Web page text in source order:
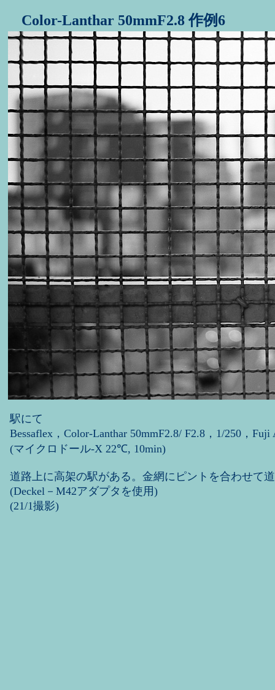
Color-Lanthar 50mmF2.8 作例6
駅にて
Bessaflex，Color-Lanthar 50mmF2.8/ F2.8，1/250，Fuji
(マイクロドール-X 22℃, 10min)
道路上に高架の駅がある。金網にピントを合わせて
(Deckel－M42アダプタを使用)
(21/1撮影)